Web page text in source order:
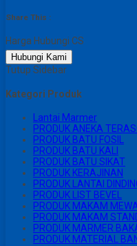
Share This :
Harga Hubungi CS
Hubungi Kami
Tutup Sidebar
Kategori Produk
Lantai Marmer
PRODUK ANEKA
PRODUK BATU FOSIL
PRODUK BATU KALI
PRODUK BATU SIKAT
PRODUK KERAJINAN
PRODUK LANTAI
PRODUK LIST BEVEL
PRODUK MAKAM
PRODUK MAKAM
PRODUK MARMER
PRODUK MATERIAL